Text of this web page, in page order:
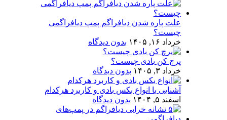
علت پاره شدن دیافراگم پمپ دیافراگمی
چیست؟
خرداد ۱۶, ۱۴۰۵
بدون دیدگاه
پرچ کن بادی چیست؟
خرداد ۳, ۱۴۰۵
بدون دیدگاه
آشنایی با انواع بکس بادی و کاربرد هرکدام
اسفند ۵, ۱۴۰۴
بدون دیدگاه